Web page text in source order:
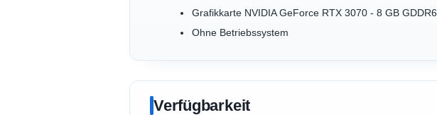
Grafikkarte NVIDIA GeForce RTX 3070 - 8 GB GDDR6
Ohne Betriebssystem
Verfügbarkeit